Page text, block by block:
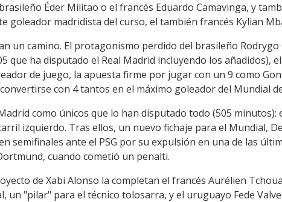
Éder Militao o el francés Eduardo Camavinga, y
goleador madridista del curso, el también francés Kylian
un camino. El protagonismo perdido del brasileño
que ha disputado el Real Madrid incluyendo los añadidos),
de juego, la apuesta firme por jugar con un 9 como
con 4 tantos en el máximo goleador del Mundial
como únicos que lo han disputado todo (505
izquierdo. Tras ellos, un nuevo fichaje para el Mundial,
semifinales ante el PSG por su expulsión en una de las
cuando cometió un penalti.
de Xabi Alonso la completan el francés Aurélien
un "pilar" para el técnico tolosarra, y el uruguayo Fede